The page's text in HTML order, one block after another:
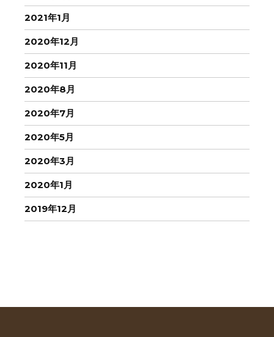
2021年1月
2020年12月
2020年11月
2020年8月
2020年7月
2020年5月
2020年3月
2020年1月
2019年12月